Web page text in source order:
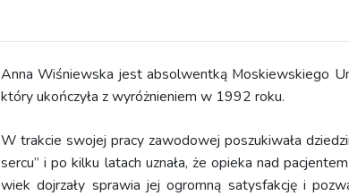
Anna Wiśniewska jest absolwentką Moskiewskiego
który ukończyła z wyróżnieniem w 1992 roku.
W trakcie swojej pracy zawodowej poszukiwała
sercu” i po kilku latach uznała, że opieka nad
wiek dojrzały sprawia jej ogromną satysfakcję i